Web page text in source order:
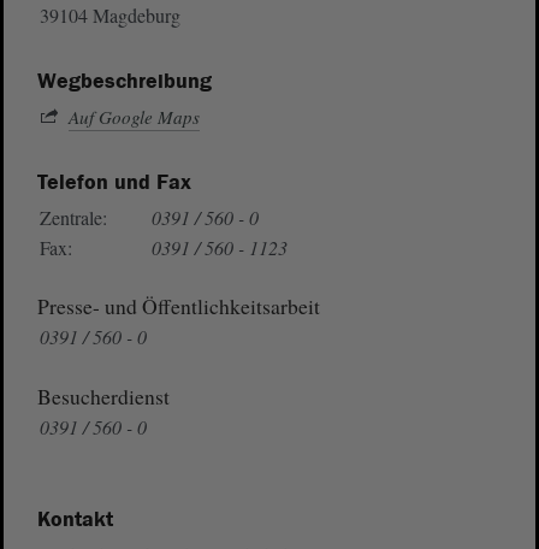
39104 Magdeburg
Wegbeschreibung
Auf Google Maps
Telefon und Fax
Zentrale:
0391 / 560 - 0
Fax:
0391 / 560 - 1123
Presse- und Öffentlichkeitsarbeit
0391 / 560 - 0
Besucherdienst
0391 / 560 - 0
Kontakt